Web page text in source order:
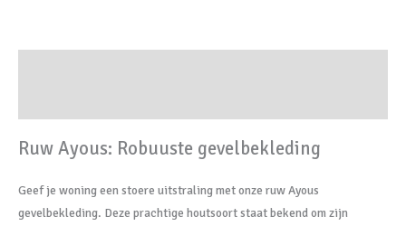
Ruw Ayous: Robuuste gevelbekleding
Geef je woning een stoere uitstraling met onze ruw Ayous
gevelbekleding. Deze prachtige houtsoort staat bekend om zijn